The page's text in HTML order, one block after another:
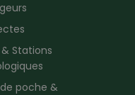
Stations
poche &